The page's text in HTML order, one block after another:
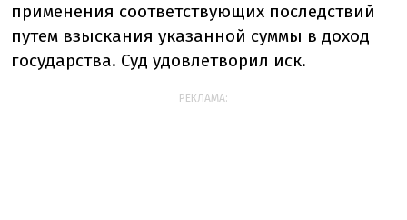
применения соответствующих последствий
путем взыскания указанной суммы в доход
государства. Суд удовлетворил иск.
РЕКЛАМА: